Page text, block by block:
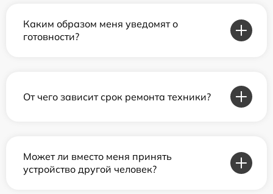
Каким образом меня уведомят о
готовности?
От чего зависит срок ремонта техники?
Может ли вместо меня принять
устройство другой человек?